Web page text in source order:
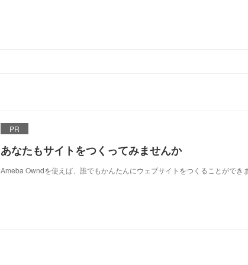
PR
あなたもサイトをつくってみませんか
Ameba Owndを使えば、誰でもかんたんにウェブサイトをつくることができ